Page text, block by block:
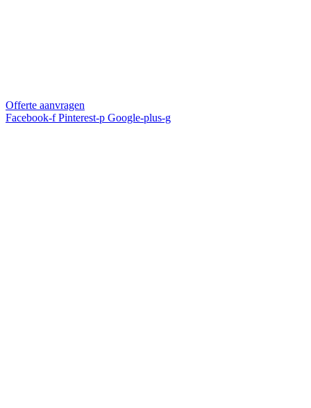
Offerte aanvragen
Facebook-f Pinterest-p Google-plus-g